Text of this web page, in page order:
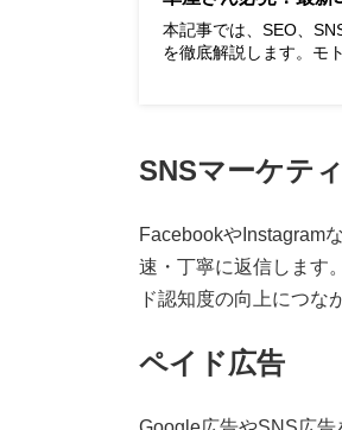
本記事では、SEO、
を徹底解説します。モ
SNSマーケテ
FacebookやInstagram
速・丁寧に返信します
ド認知度の向上につな
ペイド広告